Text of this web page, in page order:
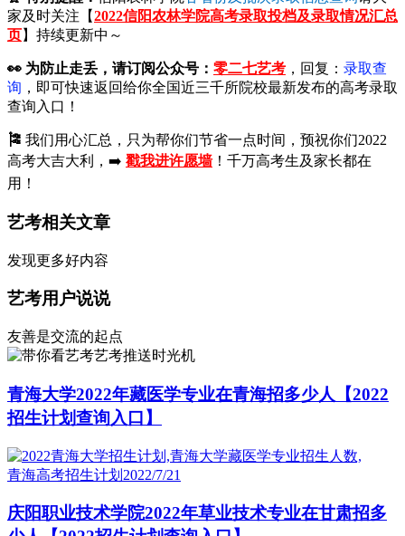
家及时关注【2022信阳农林学院高考录取投档及录取情况汇总
页】持续更新中～
👀 为防止走丢，请订阅公众号： 零二七艺考 ，回复： 录取查
询 ，即可快速返回给你全国近三千所院校最新发布的高考录取
查询入口！
🎏 我们用心汇总，只为帮你们节省一点时间，预祝你们2022
高考大吉大利，➡️ 戳我进许愿墙！千万高考生及家长都在
用！
艺考相关文章
发现更多好内容
艺考用户说说
友善是交流的起点
艺考推送时光机
青海大学2022年藏医学专业在青海招多少人【2022
招生计划查询入口】
青海高考招生计划 2022/7/21
庆阳职业技术学院2022年草业技术专业在甘肃招多